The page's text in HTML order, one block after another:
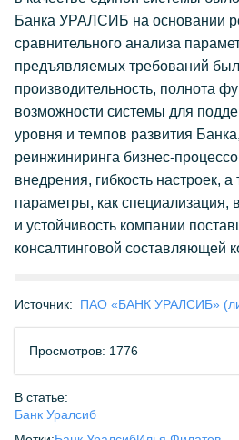
Банка УРАЛСИБ на основании
сравнительного анализа
предъявляемых требований
производительность, полнота
возможности системы для
уровня и темпов развития
реинжиниринга бизнес-
внедрения, гибкость настроек, а
параметры, как специализация,
и устойчивость компании
консалтинговой составляющей
Источник: ПАО «БАНК УРАЛСИБ»
Просмотров: 1776
В статье:
Банк Уралсиб